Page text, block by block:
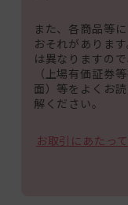
また、各商品等
おそれがありま
は異なりますの
（上場有価証券
面）等をよくお
解ください。
お取引にあたっ